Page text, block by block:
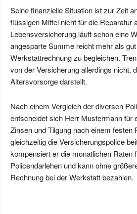
Seine finanzielle Situation ist zur Zeit
flüssigen Mittel nicht für die Reparatur
Lebensversicherung läuft schon eine
angesparte Summe reicht mehr als
Werkstattrechnung zu begleichen.
von der Versicherung allerdings nicht,
Altersvorsorge darstellt.
Nach einem Vergleich der diversen
entscheidet sich Herr Mustermann für
Zinsen und Tilgung nach einem festen
gleichzeitig die Versicherungspolice
kompensiert er die monatlichen Raten
Policendarlehen und kann ohne
Rechnung bei der Werkstatt bezahlen.